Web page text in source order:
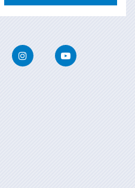
InstagramYoutube